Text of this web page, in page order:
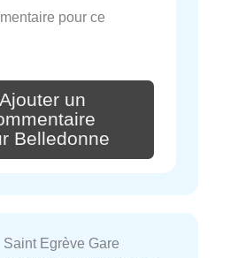
pour ce
Ajouter un
Belledonne
Saint Egrève Gare